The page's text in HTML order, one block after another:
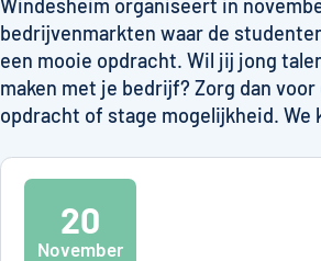
Windesheim organiseert in
bedrijvenmarkten waar de
een mooie opdracht. Wil jij jong
maken met je bedrijf? Zorg dan voor
opdracht of stage mogelijkheid. We
20
November